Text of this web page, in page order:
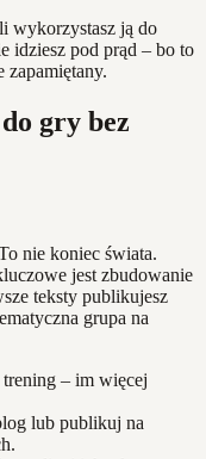
wykorzystasz ją do
idziesz pod prąd – bo to
zapamiętany.
gry bez
nie koniec świata.
jest zbudowanie
teksty publikujesz
grupa na
– im więcej
lub publikuj na